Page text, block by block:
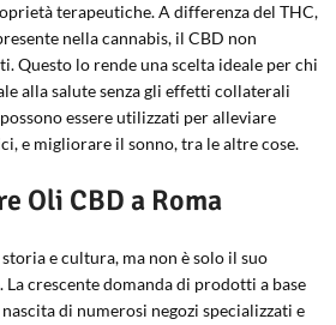
terapeutiche. A differenza del THC,
nella cannabis, il CBD non
Questo lo rende una scelta ideale per chi
alla salute senza gli effetti collaterali
essere utilizzati per alleviare
e migliorare il sonno, tra le altre cose.
Oli CBD a Roma
e cultura, ma non è solo il suo
crescente domanda di prodotti a base
di numerosi negozi specializzati e